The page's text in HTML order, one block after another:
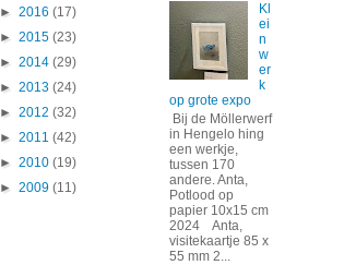
► 2016 (17)
► 2015 (23)
► 2014 (29)
► 2013 (24)
► 2012 (32)
► 2011 (42)
► 2010 (19)
► 2009 (11)
Kl
ei
n
w
er
k
op grote expo
Bij de Möllerwerf
in Hengelo hing
een werkje,
tussen 170
andere. Anta,
Potlood op
papier 10x15 cm
2024 Anta,
visitekaartje 85 x
55 mm 2...